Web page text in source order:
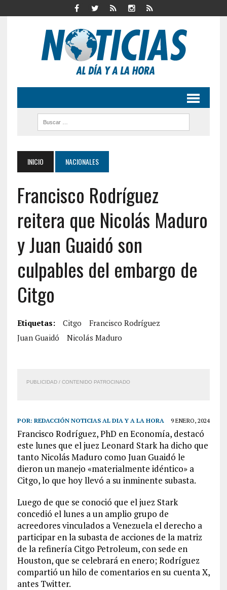
INICIO NACIONALES
Francisco Rodríguez
reitera que Nicolás Maduro
y Juan Guaidó son
culpables del embargo de
Citgo
Etiquetas: Citgo
Francisco Rodríguez
Juan Guaidó
Nicolás Maduro
PUBLICIDAD / CONTENIDO PATROCINADO
POR: REDACCIÓN NOTICIAS AL DIA Y A LA HORA 9 ENERO, 2024
Francisco Rodríguez, PhD en Economía, destacó
este lunes que el juez Leonard Stark ha dicho que
tanto Nicolás Maduro como Juan Guaidó le
dieron un manejo «materialmente idéntico» a
Citgo, lo que hoy llevó a su inminente subasta.
Luego de que se conoció que el juez Stark
concedió el lunes a un amplio grupo de
acreedores vinculados a Venezuela el derecho a
participar en la subasta de acciones de la matriz
de la refinería Citgo Petroleum, con sede en
Houston, que se celebrará en enero; Rodríguez
compartió un hilo de comentarios en su cuenta X,
antes Twitter.